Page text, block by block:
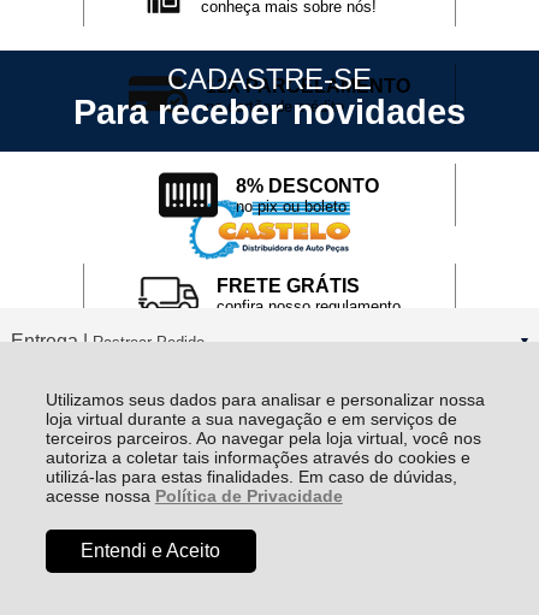
Utilizamos seus dados para analisar e personalizar nossa
loja virtual durante a sua navegação e em serviços de
terceiros parceiros. Ao navegar pela loja virtual, você nos
autoriza a coletar tais informações através do cookies e
utilizá-las para estas finalidades. Em caso de dúvidas,
acesse nossa Política de Privacidade
Entendi e Aceito
conheça mais sobre nós!
12X PARCELAMENTO
no cartão de crédito
8% DESCONTO
no pix ou boleto
FRETE GRÁTIS
confira nosso regulamento
CADASTRE-SE
Para receber novidades
Entrega | Rastrear Pedido
Formas de pagamento
Institucional
Dúvidas
R$ 172,09à vista no boleto ou pix